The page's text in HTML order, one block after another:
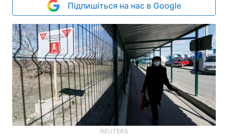
Підпишіться на нас в Google
REUTERS